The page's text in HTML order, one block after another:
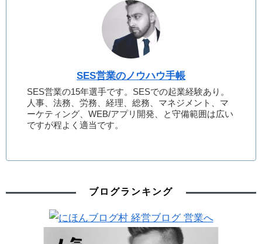
SES営業のノウハウ手帳
SES営業の15年選手です。SESでの起業経験あり。
人事、法務、労務、経理、総務、マネジメント、マ
ーケティング、WEB/アプリ開発、と守備範囲は広い
ですが程よく適当です。
ブログランキング